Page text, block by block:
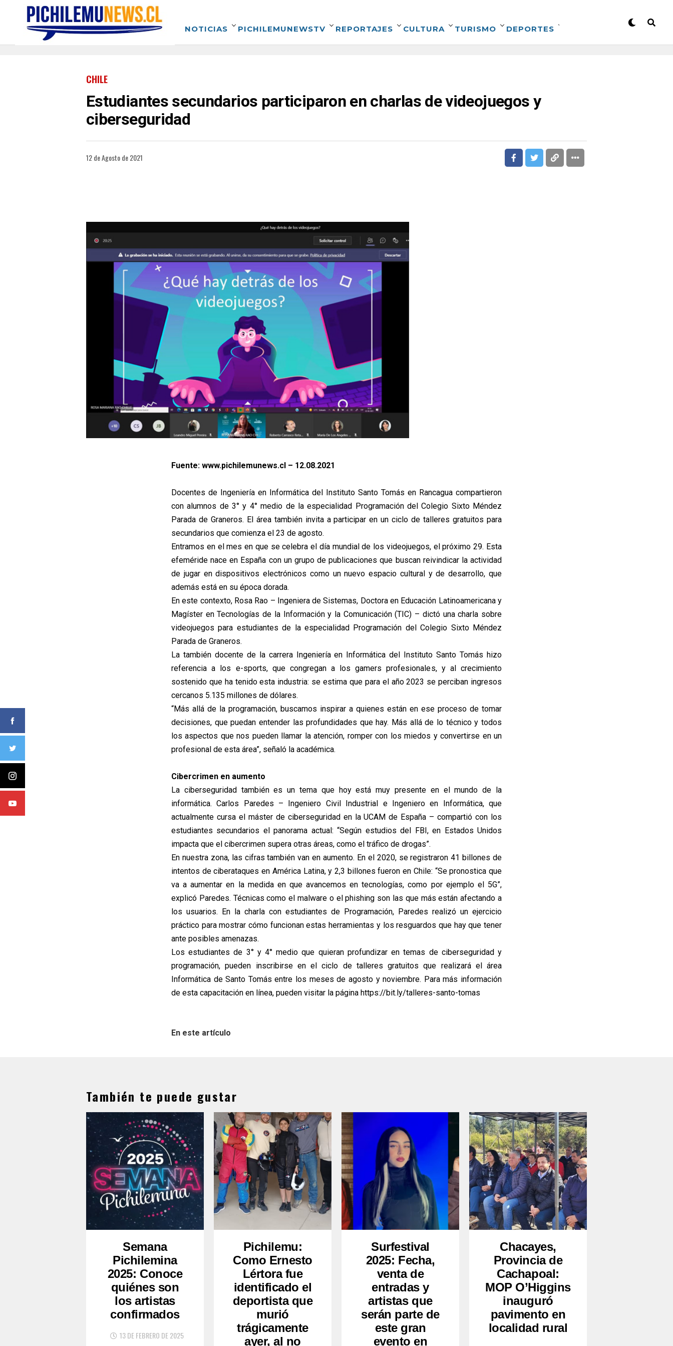
NOTICIAS PICHILEMUNEWSTV REPORTAJES CULTURA TURISMO DEPORTES
CHILE
Estudiantes secundarios participaron en charlas de videojuegos y
ciberseguridad
12 de Agosto de 2021
Fuente: www.pichilemunews.cl – 12.08.2021
Docentes de Ingeniería en Informática del Instituto Santo Tomás en Rancagua compartieron
con alumnos de 3° y 4° medio de la especialidad Programación del Colegio Sixto Méndez
Parada de Graneros. El área también invita a participar en un ciclo de talleres gratuitos para
secundarios que comienza el 23 de agosto.
Entramos en el mes en que se celebra el día mundial de los videojuegos, el próximo 29. Esta
efeméride nace en España con un grupo de publicaciones que buscan reivindicar la actividad
de jugar en dispositivos electrónicos como un nuevo espacio cultural y de desarrollo, que
además está en su época dorada.
En este contexto, Rosa Rao – Ingeniera de Sistemas, Doctora en Educación Latinoamericana y
Magíster en Tecnologías de la Información y la Comunicación (TIC) – dictó una charla sobre
videojuegos para estudiantes de la especialidad Programación del Colegio Sixto Méndez
Parada de Graneros.
La también docente de la carrera Ingeniería en Informática del Instituto Santo Tomás hizo
referencia a los e-sports, que congregan a los gamers profesionales, y al crecimiento
sostenido que ha tenido esta industria: se estima que para el año 2023 se perciban ingresos
cercanos 5.135 millones de dólares.
“Más allá de la programación, buscamos inspirar a quienes están en ese proceso de tomar
decisiones, que puedan entender las profundidades que hay. Más allá de lo técnico y todos
los aspectos que nos pueden llamar la atención, romper con los miedos y convertirse en un
profesional de esta área”, señaló la académica.
Cibercrimen en aumento
La ciberseguridad también es un tema que hoy está muy presente en el mundo de la
informática. Carlos Paredes – Ingeniero Civil Industrial e Ingeniero en Informática, que
actualmente cursa el máster de ciberseguridad en la UCAM de España – compartió con los
estudiantes secundarios el panorama actual: “Según estudios del FBI, en Estados Unidos
impacta que el cibercrimen supera otras áreas, como el tráfico de drogas”.
En nuestra zona, las cifras también van en aumento. En el 2020, se registraron 41 billones de
intentos de ciberataques en América Latina, y 2,3 billones fueron en Chile: “Se pronostica que
va a aumentar en la medida en que avancemos en tecnologías, como por ejemplo el 5G”,
explicó Paredes. Técnicas como el malware o el phishing son las que más están afectando a
los usuarios. En la charla con estudiantes de Programación, Paredes realizó un ejercicio
práctico para mostrar cómo funcionan estas herramientas y los resguardos que hay que tener
ante posibles amenazas.
Los estudiantes de 3° y 4° medio que quieran profundizar en temas de ciberseguridad y
programación, pueden inscribirse en el ciclo de talleres gratuitos que realizará el área
Informática de Santo Tomás entre los meses de agosto y noviembre. Para más información
de esta capacitación en línea, pueden visitar la página https://bit.ly/talleres-santo-tomas
En este artículo
También te puede gustar
Semana
Pichilemina
2025: Conoce
quiénes son
los artistas
confirmados
13 DE FEBRERO DE 2025
Pichilemu:
Como Ernesto
Lértora fue
identificado el
deportista que
murió
trágicamente
ayer, al no
Surfestival
2025: Fecha,
venta de
entradas y
artistas que
serán parte de
este gran
evento en
Chacayes,
Provincia de
Cachapoal:
MOP O’Higgins
inauguró
pavimento en
localidad rural